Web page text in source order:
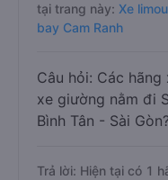
tại trang này: Xe
bay Cam Ranh
Câu hỏi: Các
xe giường nằm đi
Bình Tân - Sài Gòn?
Trả lời: Hiện tại có 1